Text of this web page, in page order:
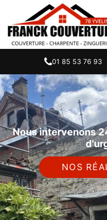
01 85 53 76 93
Nous intervenons
NOS